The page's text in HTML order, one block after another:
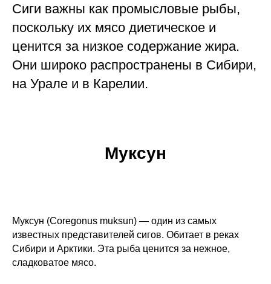
Сиги важны как промысловые рыбы,
поскольку их мясо диетическое и
ценится за низкое содержание жира.
Они широко распространены в Сибири,
на Урале и в Карелии.
Муксун
Муксун (Coregonus muksun) — один из самых
известных представителей сигов. Обитает в реках
Сибири и Арктики. Эта рыба ценится за нежное,
сладковатое мясо.